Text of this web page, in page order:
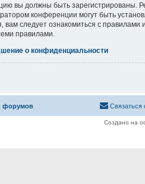
вы должны быть зарегистрированы.
конференции могут быть
вам следует ознакомиться с
правилами.
о конфиденциальности
форумов Связаться
Создано на